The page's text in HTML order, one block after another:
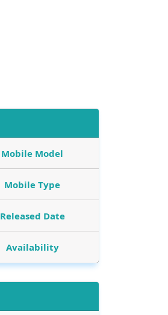
Mobile Model
Mobile Type
Released Date
Availability